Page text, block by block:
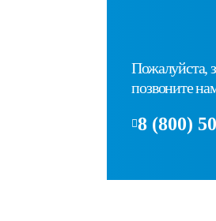
Пожалуйста,
позвоните
8 (800)